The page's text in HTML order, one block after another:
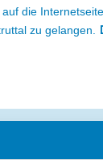
die
zu gelangen.